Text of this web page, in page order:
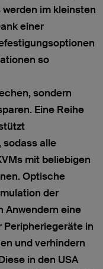
im kleinsten
einer
so
sondern
Eine Reihe
alle
mit beliebigen
Optische
der
Anwendern eine
in
und verhindern
in den USA